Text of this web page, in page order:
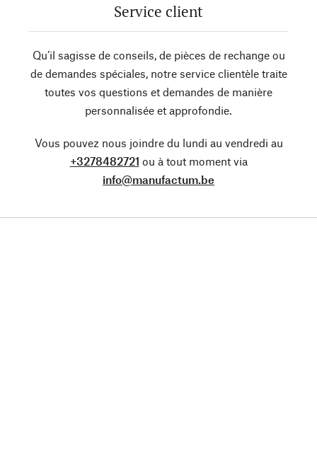
Service client
Qu’il sagisse de conseils, de pièces de rechange ou
de demandes spéciales, notre service clientèle traite
toutes vos questions et demandes de manière
personnalisée et approfondie.
Vous pouvez nous joindre du lundi au vendredi au
+3278482721 ou à tout moment via
info@manufactum.be